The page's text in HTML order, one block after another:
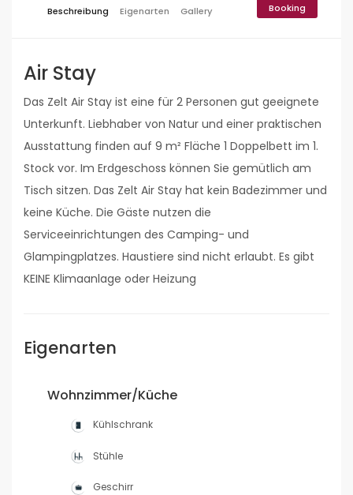
Beschreibung Eigenarten Gallery Booking
Air Stay
Das Zelt Air Stay ist eine für 2 Personen gut geeignete
Unterkunft. Liebhaber von Natur und einer praktischen
Ausstattung finden auf 9 m² Fläche 1 Doppelbett im 1.
Stock vor. Im Erdgeschoss können Sie gemütlich am
Tisch sitzen. Das Zelt Air Stay hat kein Badezimmer und
keine Küche. Die Gäste nutzen die
Serviceeinrichtungen des Camping- und
Glampingplatzes. Haustiere sind nicht erlaubt. Es gibt
KEINE Klimaanlage oder Heizung
Eigenarten
Wohnzimmer/Küche
Kühlschrank
Stühle
Geschirr